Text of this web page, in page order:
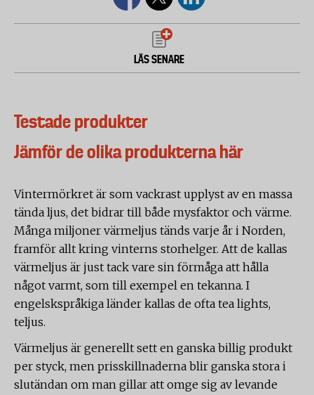
LÄS SENARE
Testade produkter
Jämför de olika produkterna här
Vintermörkret är som vackrast upplyst av en massa
tända ljus, det bidrar till både mysfaktor och värme.
Många miljoner värmeljus tänds varje år i Norden,
framför allt kring vinterns storhelger. Att de kallas
värmeljus är just tack vare sin förmåga att hålla
något varmt, som till exempel en tekanna. I
engelskspråkiga länder kallas de ofta tea lights,
teljus.
Värmeljus är generellt sett en ganska billig produkt
per styck, men prisskillnaderna blir ganska stora i
slutändan om man gillar att omge sig av levande